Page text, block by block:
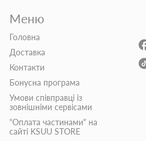
Меню
Головна
Доставка
Контакти
Бонусна програма
Умови співправці із
зовнішніми сервісами
"Оплата частинами" на
сайті KSUU STORE